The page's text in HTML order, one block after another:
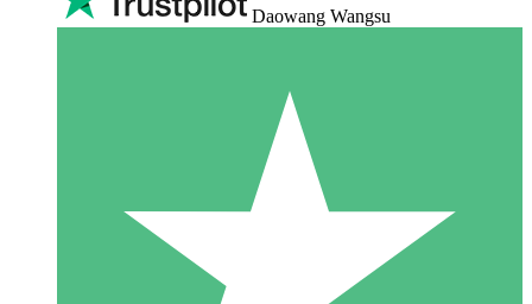
Daowang Wangsu